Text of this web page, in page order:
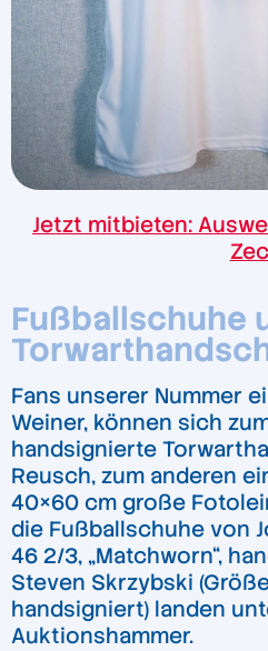
Jetzt mitbieten:
Zec
Fußballschuhe
Fans unserer Nummer
Weiner, können sich
handsignierte
Reusch, zum anderen
40×60 cm große
die Fußballschuhe von
46 2/3, „Matchworn“,
Steven Skrzybski
handsigniert) landen
Auktionshammer.